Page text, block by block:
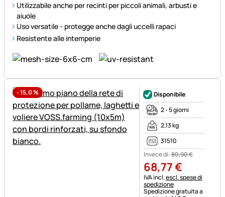
Utilizzabile anche per recinti per piccoli animali, arbusti e
aiuole
Uso versatile - protegge anche dagli uccelli rapaci
Resistente alle intemperie
-15,0%
Disponibile
2 - 5 giorni
2,13 kg
31510
Invece di:80,90€
68,77€
Informazioni fiscali:
IVA incl.escl. spese di
spedizione
Spedizione gratuita a